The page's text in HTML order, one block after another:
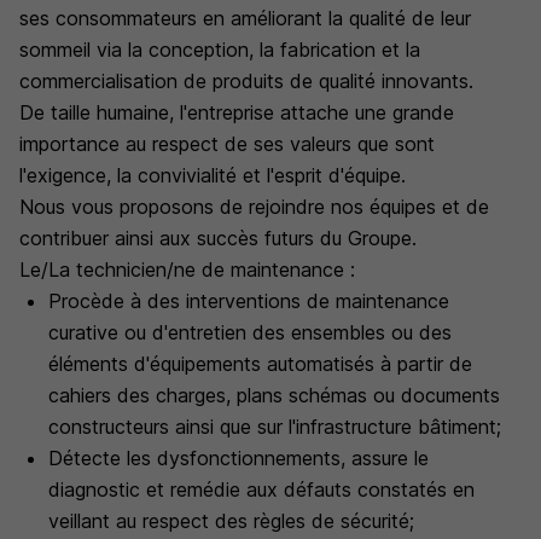
ses consommateurs en améliorant la qualité de leur
sommeil via la conception, la fabrication et la
commercialisation de produits de qualité innovants.
De taille humaine, l'entreprise attache une grande
importance au respect de ses valeurs que sont
l'exigence, la convivialité et l'esprit d'équipe.
Nous vous proposons de rejoindre nos équipes et de
contribuer ainsi aux succès futurs du Groupe.
Le/La technicien/ne de maintenance :
Procède à des interventions de maintenance
curative ou d'entretien des ensembles ou des
éléments d'équipements automatisés à partir de
cahiers des charges, plans schémas ou documents
constructeurs ainsi que sur l'infrastructure bâtiment;
Détecte les dysfonctionnements, assure le
diagnostic et remédie aux défauts constatés en
veillant au respect des règles de sécurité;